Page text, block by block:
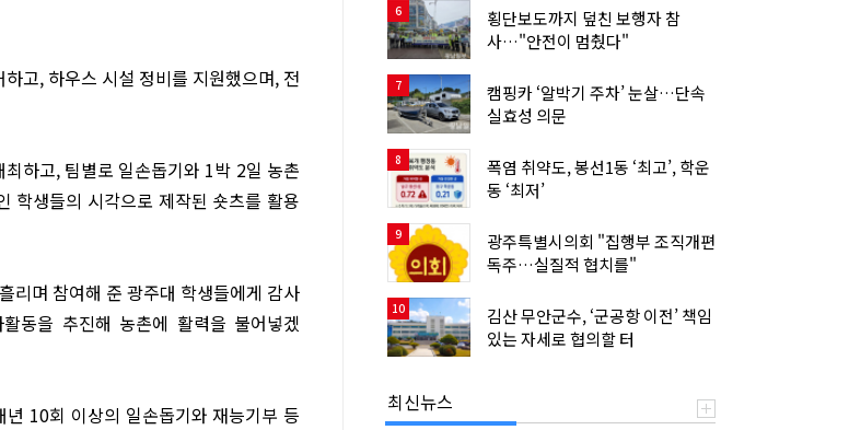
고, 하우스 시설 정비를 지원했으며, 전
하고, 팀별로 일손돕기와 1박 2일 농촌
학생들의 시각으로 제작된 숏츠를 활용
리며 참여해 준 광주대 학생들에게 감사
동을 추진해 농촌에 활력을 불어넣겠
10회 이상의 일손돕기와 재능기부 등
6
횡단보도까지 덮친 보행자 참
사…"안전이 멈췄다"
7
캠핑카 ‘알박기 주차’ 눈살…단속
실효성 의문
8
폭염 취약도, 봉선1동 ‘최고’, 학운
동 ‘최저’
9
광주특별시의회 "집행부 조직개편
독주…실질적 협치를"
10
김산 무안군수, ‘군공항 이전’ 책임
있는 자세로 협의할 터
최신뉴스